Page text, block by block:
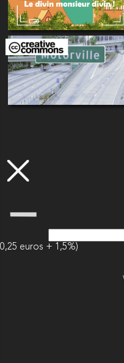
0,25 euros + 1,5%)